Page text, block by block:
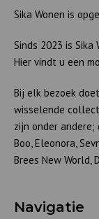
Sika Wonen is
Sinds 2023 is
Hier vindt u een
Bij elk bezoek
wisselende
zijn onder andere;
Boo, Eleonora,
Brees New World,
Navigatie